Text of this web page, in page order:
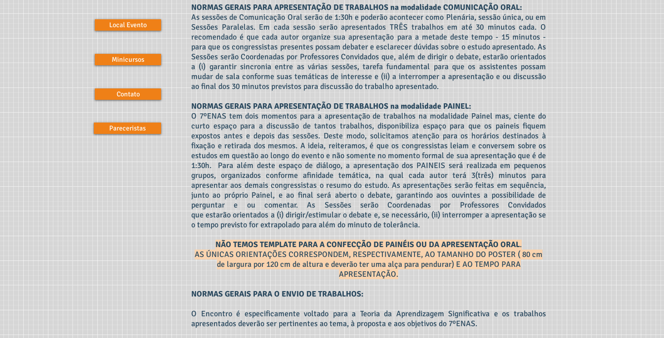
Local Evento
Minicursos
Contato
Pareceristas
NORMAS GERAIS PARA APRESENTAÇÃO DE TRABALHOS na modalidade COMUNICAÇÃO ORAL:
As sessões de Comunicação Oral serão de 1:30h e poderão acontecer como Plenária, sessão única, ou em
Sessões Paralelas. Em cada sessão serão apresentados TRÊS trabalhos em até 30 minutos cada. O
recomendado é que cada autor organize sua apresentação para a metade deste tempo - 15 minutos -
para que os congressistas presentes possam debater e esclarecer dúvidas sobre o estudo apresentado. As
Sessões serão Coordenadas por Professores Convidados que, além de dirigir o debate, estarão orientados
a (i) garantir sincronia entre as várias sessões, tarefa fundamental para que os assistentes possam
mudar de sala conforme suas temáticas de interesse e (ii) a interromper a apresentação e ou discussão
ao final dos 30 minutos previstos para discussão do trabalho apresentado.
NORMAS GERAIS PARA APRESENTAÇÃO DE TRABALHOS na modalidade PAINEL:
O 7ºENAS tem dois momentos para a apresentação de trabalhos na modalidade Painel mas, ciente do
curto espaço para a discussão de tantos trabalhos, disponibiliza espaço para que os paineis fiquem
expostos antes e depois das sessões. Deste modo, solicitamos atenção para os horários destinados à
fixação e retirada dos mesmos. A ideia, reiteramos, é que os congressistas leiam e conversem sobre os
estudos em questão ao longo do evento e não somente no momento formal de sua apresentação que é de
1:30h. Para além deste espaço de diálogo, a apresentação dos PAINEIS será realizada em pequenos
grupos, organizados conforme afinidade temática, na qual cada autor terá 3(três) minutos para
apresentar aos demais congressistas o resumo do estudo. As apresentações serão feitas em sequência,
junto ao próprio Painel, e ao final será aberto o debate, garantindo aos ouvintes a possibilidade de
perguntar e ou comentar. As Sessões serão Coordenadas por Professores Convidados
que estarão orientados a (i) dirigir/estimular o debate e, se necessário, (ii) interromper a apresentação se
o tempo previsto for extrapolado para além do minuto de tolerância.
NÃO TEMOS TEMPLATE PARA A CONFECÇÃO DE PAINÉIS OU DA APRESENTAÇÃO ORAL.
AS ÚNICAS ORIENTAÇÕES CORRESPONDEM, RESPECTIVAMENTE, AO TAMANHO DO POSTER ( 80 cm
de largura por 120 cm de altura e deverão ter uma alça para pendurar) E AO TEMPO PARA
APRESENTAÇÃO.
NORMAS GERAIS PARA O ENVIO DE TRABALHOS:
O Encontro é especificamente voltado para a Teoria da Aprendizagem Significativa e os trabalhos
apresentados deverão ser pertinentes ao tema, à proposta e aos objetivos do 7ºENAS.